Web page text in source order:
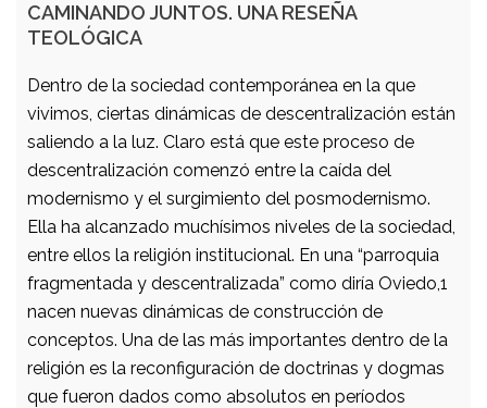
CAMINANDO JUNTOS. UNA RESEÑA
TEOLÓGICA
Dentro de la sociedad contemporánea en la que
vivimos, ciertas dinámicas de descentralización están
saliendo a la luz. Claro está que este proceso de
descentralización comenzó entre la caída del
modernismo y el surgimiento del posmodernismo.
Ella ha alcanzado muchísimos niveles de la sociedad,
entre ellos la religión institucional. En una “parroquia
fragmentada y descentralizada” como diría Oviedo,1
nacen nuevas dinámicas de construcción de
conceptos. Una de las más importantes dentro de la
religión es la reconfiguración de doctrinas y dogmas
que fueron dados como absolutos en períodos